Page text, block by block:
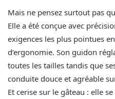
Mais ne pensez surtout pas
Elle a été conçue avec
exigences les plus pointues
d’ergonomie. Son guidon
toutes les tailles tandis que
conduite douce et agréable
Et cerise sur le gâteau : elle